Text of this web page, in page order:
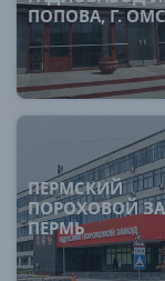
ПОПОВА, Г.
ПЕРМСКИЙ
ПОРОХОВОЙ
ПЕРМЬ